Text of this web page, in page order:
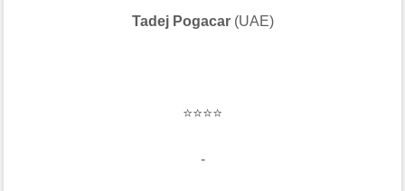
Tadej Pogacar(UAE)
⭐⭐⭐⭐
-